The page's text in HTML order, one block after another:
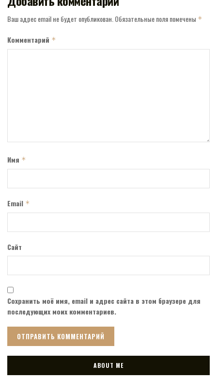
Ваш адрес email не будет опубликован. Обязательные поля помечены *
Комментарий *
Имя *
Email *
Сайт
Сохранить моё имя, email и адрес сайта в этом браузере для
последующих моих комментариев.
ABOUT ME